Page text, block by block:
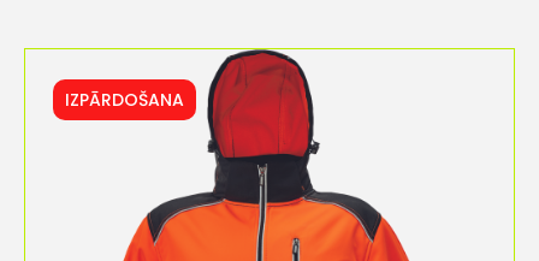
IZPĀRDOŠANA